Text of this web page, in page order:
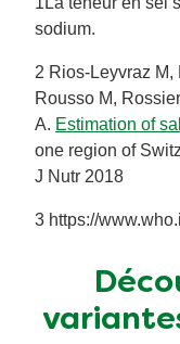
sodium.
2 Rios-Leyvraz M,
Rousso M,
A. Estimation of
one region of
J Nutr 2018
3 https://